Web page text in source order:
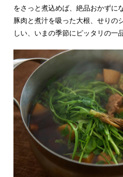
をさっと煮込めば、絶品おかずに
豚肉と煮汁を吸った大根、せりの
しい、いまの季節にピッタリの一